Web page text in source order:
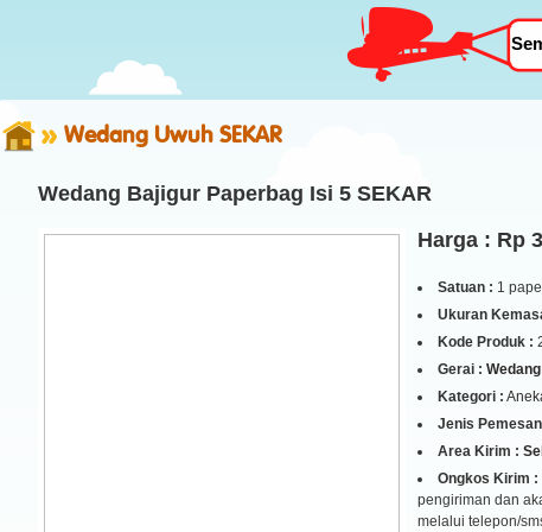
Wedang Uwuh SEKAR
Wedang Bajigur Paperbag Isi 5 SEKAR
Harga : Rp
Satuan : 1
Ukuran
Kode Produk :
Gerai :
Kategori :
Jenis
Area Kirim :
Ongkos Kirim :
pengiriman dan
melalui telepon/